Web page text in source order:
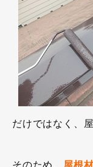
だけではなく、
そのため、 屋根